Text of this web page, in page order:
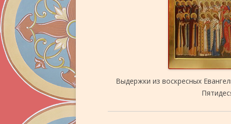
Выдержки из воскресных